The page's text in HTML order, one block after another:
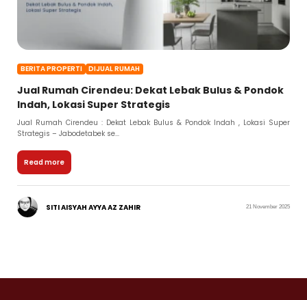
BERITA PROPERTI DIJUAL RUMAH
Jual Rumah Cirendeu: Dekat Lebak Bulus & Pondok
Indah, Lokasi Super Strategis
Jual Rumah Cirendeu : Dekat Lebak Bulus & Pondok Indah , Lokasi Super
Strategis – Jabodetabek se...
Read more
SITI AISYAH AYYA AZ ZAHIR 21 November 2025